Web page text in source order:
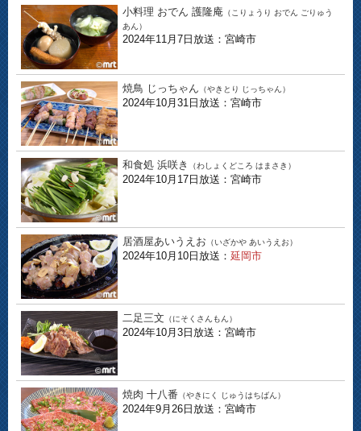
小料理 おでん 護隆庵 （こりょうり おでん ごりゅう
あん）
2024年11月7日放送：宮崎市
焼鳥 じっちゃん （やきとり じっちゃん）
2024年10月31日放送：宮崎市
和食処 浜咲き （わしょくどころ はまさき）
2024年10月17日放送：宮崎市
居酒屋あいうえお （いざかや あいうえお）
2024年10月10日放送： 延岡市
二足三文 （にそくさんもん）
2024年10月3日放送：宮崎市
焼肉 十八番 （やきにく じゅうはちばん）
2024年9月26日放送：宮崎市